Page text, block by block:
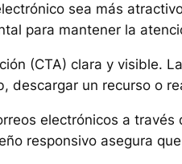
sea más
para mantener la
(CTA) clara y visible.
descargar un recurso o
electrónicos a través
responsivo asegura